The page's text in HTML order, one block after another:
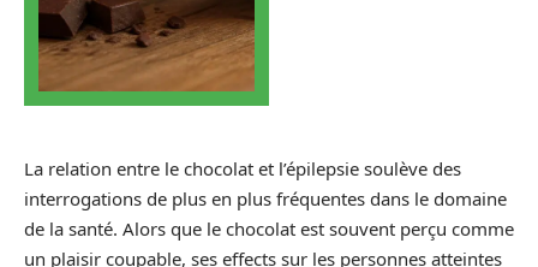
La relation entre le chocolat et l’épilepsie soulève des
interrogations de plus en plus fréquentes dans le domaine
de la santé. Alors que le chocolat est souvent perçu comme
un plaisir coupable, ses effects sur les personnes atteintes